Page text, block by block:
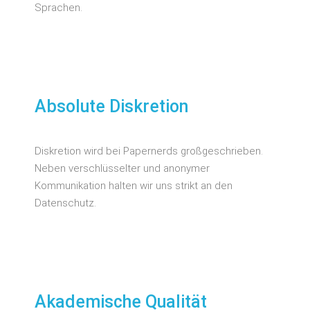
Sprachen.
Absolute Diskretion
Diskretion wird bei Papernerds großgeschrieben.
Neben verschlüsselter und anonymer
Kommunikation halten wir uns strikt an den
Datenschutz.
Akademische Qualität